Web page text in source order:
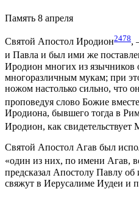
Память 8 апреля
Святой Апостол Иродион2478,
и Павла и был ими же
Иродион многих из язычников
многоразличным мукам; при
ножом настолько сильно, что
проповедуя слово Божие
Иродиона, бывшего тогда в
Иродион, как
Святой Апостол Агав был
«один из них, по имени Агав,
предсказал Апостолу Павлу
свяжут в Иерусалиме Иудеи и